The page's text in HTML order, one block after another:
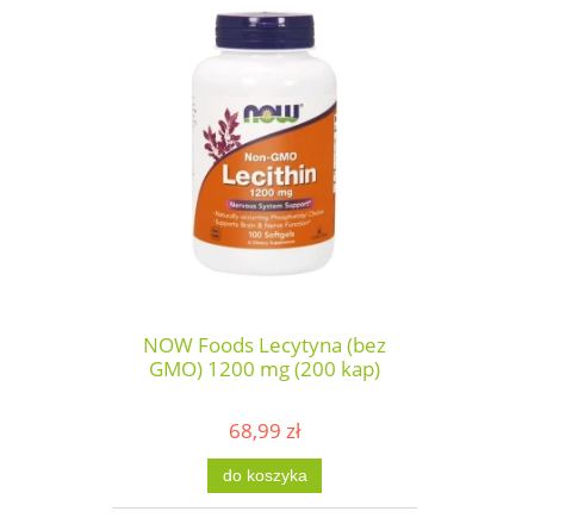
NOW Foods Lecytyna (bez
GMO) 1200 mg (200 kap)
68,99 zł
do koszyka